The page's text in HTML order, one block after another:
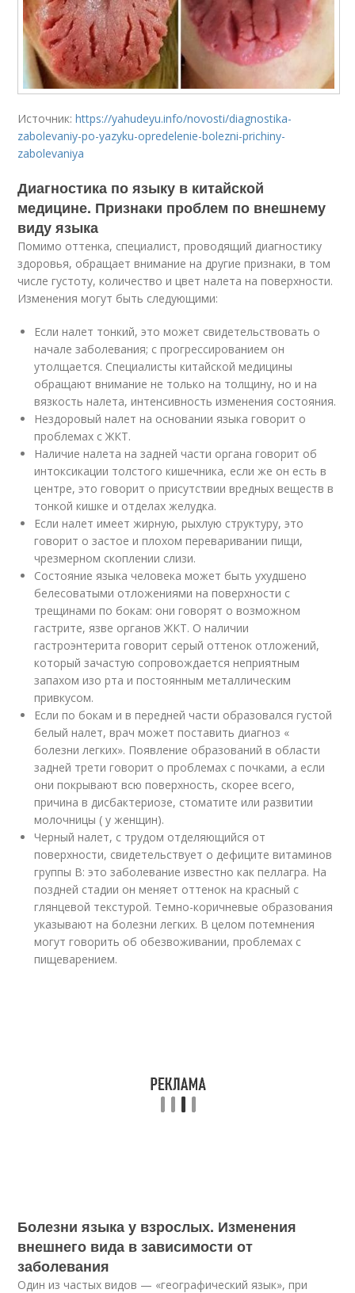
Источник:https://yahudeyu.info/novosti/diagnostika-
zabolevaniy-po-yazyku-opredelenie-bolezni-prichiny-
zabolevaniya
Диагностика по языку в китайской
медицине. Признаки проблем по внешнему
виду языка
Помимо оттенка, специалист, проводящий диагностику
здоровья, обращает внимание на другие признаки, в том
числе густоту, количество и цвет налета на поверхности.
Изменения могут быть следующими:
Если налет тонкий, это может свидетельствовать о
начале заболевания; с прогрессированием он
утолщается. Специалисты китайской медицины
обращают внимание не только на толщину, но и на
вязкость налета, интенсивность изменения состояния.
Нездоровый налет на основании языка говорит о
проблемах с ЖКТ.
Наличие налета на задней части органа говорит об
интоксикации толстого кишечника, если же он есть в
центре, это говорит о присутствии вредных веществ в
тонкой кишке и отделах желудка.
Если налет имеет жирную, рыхлую структуру, это
говорит о застое и плохом переваривании пищи,
чрезмерном скоплении слизи.
Состояние языка человека может быть ухудшено
белесоватыми отложениями на поверхности с
трещинами по бокам: они говорят о возможном
гастрите, язве органов ЖКТ. О наличии
гастроэнтерита говорит серый оттенок отложений,
который зачастую сопровождается неприятным
запахом изо рта и постоянным металлическим
привкусом.
Если по бокам и в передней части образовался густой
белый налет, врач может поставить диагноз «
болезни легких». Появление образований в области
задней трети говорит о проблемах с почками, а если
они покрывают всю поверхность, скорее всего,
причина в дисбактериозе, стоматите или развитии
молочницы ( у женщин).
Черный налет, с трудом отделяющийся от
поверхности, свидетельствует о дефиците витаминов
группы В: это заболевание известно как пеллагра. На
поздней стадии он меняет оттенок на красный с
глянцевой текстурой. Темно-коричневые образования
указывают на болезни легких. В целом потемнения
могут говорить об обезвоживании, проблемах с
пищеварением.
Болезни языка у взрослых. Изменения
внешнего вида в зависимости от
заболевания
Один из частых видов — «географический язык», при